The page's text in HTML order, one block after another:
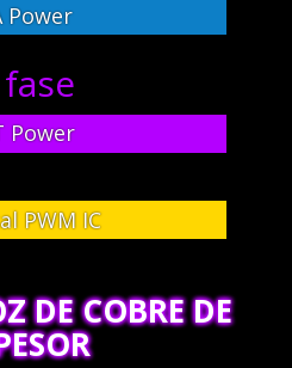
Power
Power
PWM IC
DE COBRE DE